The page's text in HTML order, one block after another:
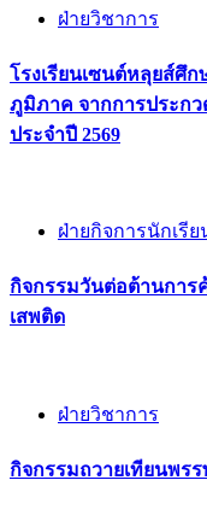
ฝ่ายวิชาการ
โรงเรียนเซนต์หลุยส์ศึ
ภูมิภาค จากการประกว
ประจำปี 2569
ฝ่ายกิจการนักเรีย
กิจกรรม​วันต่อต้านกา
เสพติด
ฝ่ายวิชาการ
กิจกรรมถวายเทียนพร